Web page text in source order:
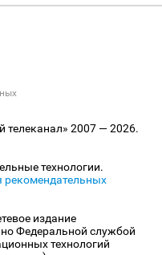
2007 — 2026.
технологии.
рекомендательных
издание
Федеральной службой
технологий